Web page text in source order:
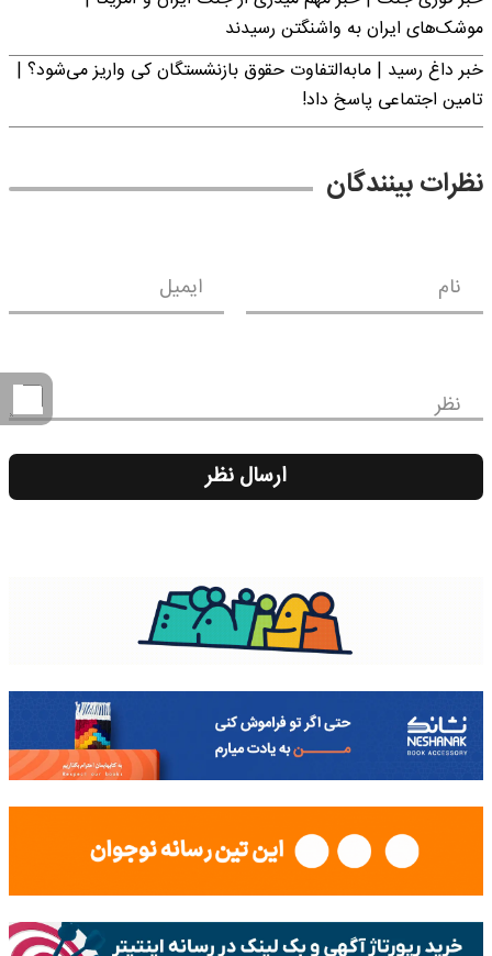
موشک‌های ایران به واشنگتن رسیدند
خبر داغ رسید | مابه‌التفاوت حقوق بازنشستگان کی واریز می‌شود؟ |
تامین اجتماعی پاسخ داد!
نظرات بینندگان
نام ایمیل
نظر
ارسال نظر